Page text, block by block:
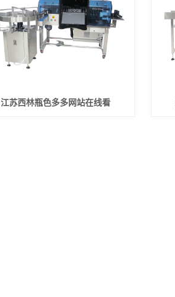
江苏西林瓶色多多网站在线看